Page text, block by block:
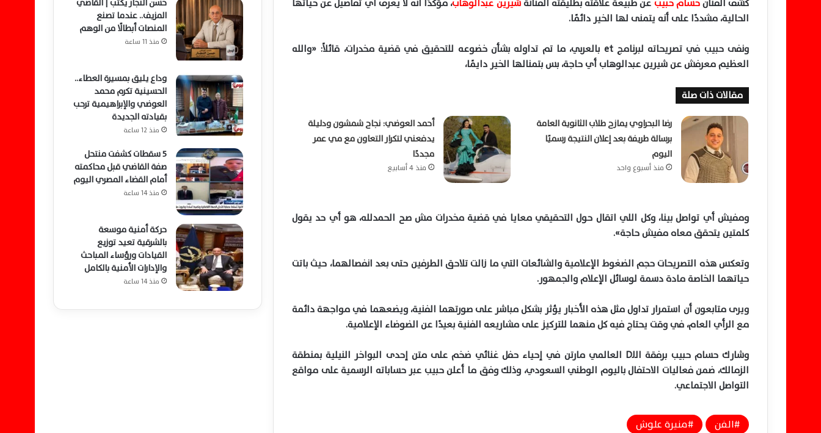
كشف الفنانحسام حبيب عن طبيعة علاقته بطليقته الفنانةشيرين عبدالوهاب، مؤكدًا أنه لا يعرف أي تفاصيل عن حياتها
الحالية، مشددًا على أنه يتمنى لها الخير دائمًا.
ونفى حبيب في تصريحاته لبرنامج et بالعربي، ما تم تداوله بشأن خضوعه للتحقيق في قضية مخدرات، قائلاً: «والله
العظيم معرفش عن شيرين عبدالوهاب أي حاجة، بس بتمنالها الخير دايمًا،
مقالات ذات صلة
رضا البحراوي يمازح طلاب الثانوية العامة
برسالة طريفة بعد إعلان النتيجة رسميًا
اليوم
منذ أسبوع واحد
أحمد العوضي: نجاح شمشون ودليلة
يدفعني لتكرار التعاون مع مي عمر
مجددًا
منذ 4 أسابيع
ومفيش أي تواصل بينا، وكل اللي اتقال حول التحقيقي معايا في قضية مخدرات مش صح الحمدلله، هو أي حد يقول
كلمتين يتحقق معاه مفيش حاجة».
وتعكس هذه التصريحات حجم الضغوط الإعلامية والشائعات التي ما زالت تلاحق الطرفين حتى بعد انفصالهما، حيث باتت
حياتهما الخاصة مادة دسمة لوسائل الإعلام والجمهور.
ويرى متابعون أن استمرار تداول مثل هذه الأخبار يؤثر بشكل مباشر على صورتهما الفنية، ويضعهما في مواجهة دائمة
مع الرأي العام، في وقت يحتاج فيه كل منهما للتركيز على مشاريعه الفنية بعيدًا عن الضوضاء الإعلامية.
وشارك حسام حبيب برفقة الـDJ العالمي مارتن في إحياء حفل غنائي ضخم على متن إحدى البواخر النيلية بمنطقة
الزمالك، ضمن فعاليات الاحتفال باليوم الوطني السعودي، وذلك وفق ما أعلن حبيب عبر حساباته الرسمية على مواقع
التواصل الاجتماعي.
الفن منيرة علوش
المزيف.. عندما تصنع
المنصات أبطالًا من الوهم
منذ 11 ساعة
وداع يليق بمسيرة العطاء..
الحسينية تكرم محمد
العوضي والإبراهيمية ترحب
بقيادته الجديدة
منذ 12 ساعة
5 سقطات كشفت منتحل
صفة القاضي قبل محاكمته
أمام القضاء المصري اليوم
منذ 14 ساعة
حركة أمنية موسعة
بالشرقية تعيد توزيع
القيادات ورؤساء المباحث
والإدارات الأمنية بالكامل
منذ 14 ساعة